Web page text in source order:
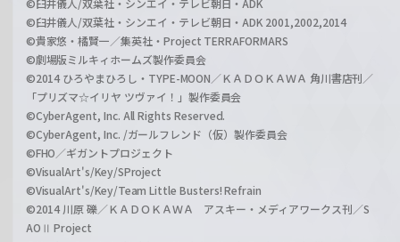
©臼井儀人/双葉社・シンエイ・テレビ朝日・ADK 2001,2002,2014
©貴家悠・橘賢一／集英社・Project TERRAFORMARS
©劇場版ミルキィホームズ製作委員会
©2014 ひろやまひろし・TYPE-MOON／ＫＡＤＯＫＡＷＡ 角川書店刊／
「プリズマ☆イリヤ ツヴァイ！」製作委員会
©CyberAgent, Inc. All Rights Reserved.
©CyberAgent, Inc. /ガールフレンド（仮）製作委員会
©FHO／ギガントプロジェクト
©VisualArt's/Key/SProject
©VisualArt's/Key/Team Little Busters! Refrain
©2014 川原 礫／ＫＡＤＯＫＡＷＡ アスキー・メディアワークス刊／S
AOⅡ Project